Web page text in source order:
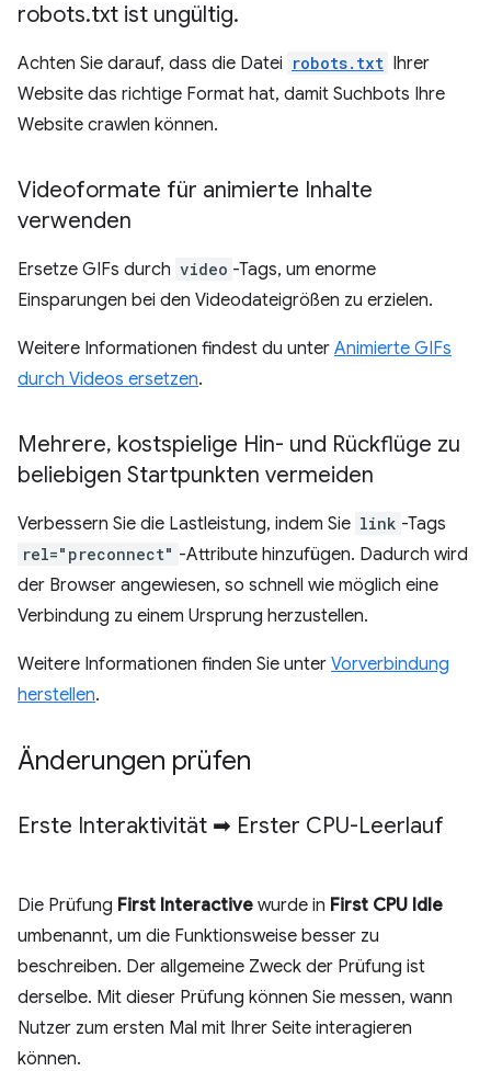
robots.txt ist ungültig.
Achten Sie darauf, dass die Datei robots.txt Ihrer
Website das richtige Format hat, damit Suchbots Ihre
Website crawlen können.
Videoformate für animierte Inhalte
verwenden
Ersetze GIFs durch video -Tags, um enorme
Einsparungen bei den Videodateigrößen zu erzielen.
Weitere Informationen findest du unter Animierte GIFs
durch Videos ersetzen.
Mehrere, kostspielige Hin- und Rückflüge zu
beliebigen Startpunkten vermeiden
Verbessern Sie die Lastleistung, indem Sie link -Tags
rel="preconnect" -Attribute hinzufügen. Dadurch wird
der Browser angewiesen, so schnell wie möglich eine
Verbindung zu einem Ursprung herzustellen.
Weitere Informationen finden Sie unter Vorverbindung
herstellen.
Änderungen prüfen
Erste Interaktivität ➡ Erster CPU-Leerlauf
Die Prüfung First Interactive wurde in First CPU Idle
umbenannt, um die Funktionsweise besser zu
beschreiben. Der allgemeine Zweck der Prüfung ist
derselbe. Mit dieser Prüfung können Sie messen, wann
Nutzer zum ersten Mal mit Ihrer Seite interagieren
können.